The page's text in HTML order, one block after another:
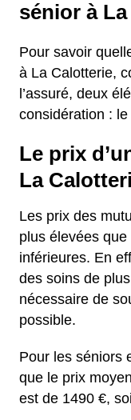
sénior à
Pour savoir
à La Calotterie,
l’assuré, deux
considération : le
Le prix
La
Les prix des
plus élevées que
inférieures. En
des soins de
nécessaire de
possible.
Pour les séniors
que le prix
est de 1490 €,